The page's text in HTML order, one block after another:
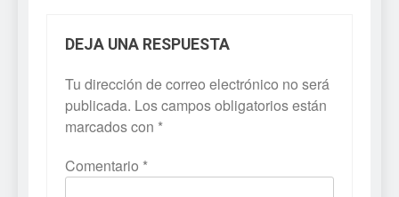
DEJA UNA RESPUESTA
Tu dirección de correo electrónico no será
publicada. Los campos obligatorios están
marcados con *
Comentario *